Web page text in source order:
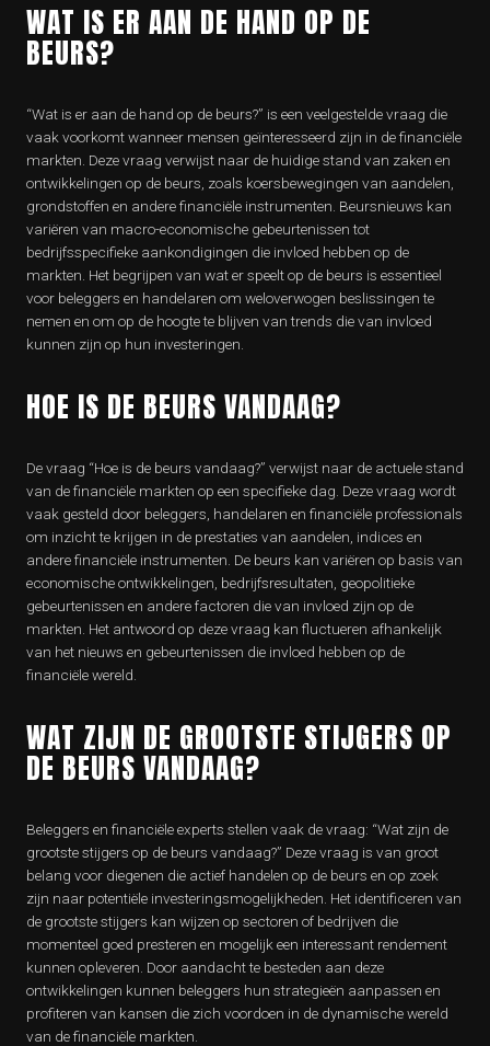
WAT IS ER AAN DE HAND OP DE
BEURS?
“Wat is er aan de hand op de beurs?” is een veelgestelde vraag die
vaak voorkomt wanneer mensen geïnteresseerd zijn in de financiële
markten. Deze vraag verwijst naar de huidige stand van zaken en
ontwikkelingen op de beurs, zoals koersbewegingen van aandelen,
grondstoffen en andere financiële instrumenten. Beursnieuws kan
variëren van macro-economische gebeurtenissen tot
bedrijfsspecifieke aankondigingen die invloed hebben op de
markten. Het begrijpen van wat er speelt op de beurs is essentieel
voor beleggers en handelaren om weloverwogen beslissingen te
nemen en om op de hoogte te blijven van trends die van invloed
kunnen zijn op hun investeringen.
HOE IS DE BEURS VANDAAG?
De vraag “Hoe is de beurs vandaag?” verwijst naar de actuele stand
van de financiële markten op een specifieke dag. Deze vraag wordt
vaak gesteld door beleggers, handelaren en financiële professionals
om inzicht te krijgen in de prestaties van aandelen, indices en
andere financiële instrumenten. De beurs kan variëren op basis van
economische ontwikkelingen, bedrijfsresultaten, geopolitieke
gebeurtenissen en andere factoren die van invloed zijn op de
markten. Het antwoord op deze vraag kan fluctueren afhankelijk
van het nieuws en gebeurtenissen die invloed hebben op de
financiële wereld.
WAT ZIJN DE GROOTSTE STIJGERS OP
DE BEURS VANDAAG?
Beleggers en financiële experts stellen vaak de vraag: “Wat zijn de
grootste stijgers op de beurs vandaag?” Deze vraag is van groot
belang voor diegenen die actief handelen op de beurs en op zoek
zijn naar potentiële investeringsmogelijkheden. Het identificeren van
de grootste stijgers kan wijzen op sectoren of bedrijven die
momenteel goed presteren en mogelijk een interessant rendement
kunnen opleveren. Door aandacht te besteden aan deze
ontwikkelingen kunnen beleggers hun strategieën aanpassen en
profiteren van kansen die zich voordoen in de dynamische wereld
van de financiële markten.